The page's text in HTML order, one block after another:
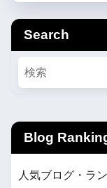
Search
Blog
人気ブログ・ラ